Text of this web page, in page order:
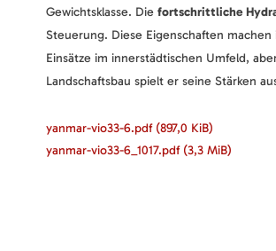
Gewichtsklasse. Die fortschrittliche
Steuerung. Diese Eigenschaften
Einsätze im innerstädtischen Umfeld,
Landschaftsbau spielt er seine Stärken
yanmar-vio33-6.pdf (897,0 KiB)
yanmar-vio33-6_1017.pdf (3,3 MiB)